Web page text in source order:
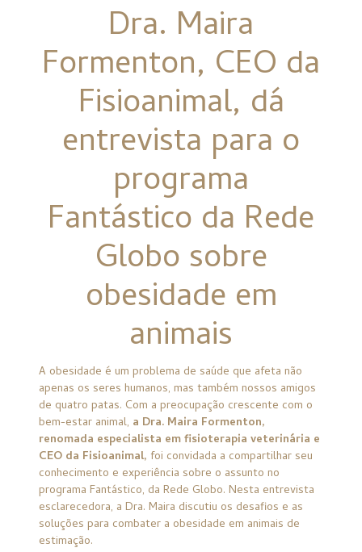
Dra. Maira
Formenton, CEO da
Fisioanimal, dá
entrevista para o
programa
Fantástico da Rede
Globo sobre
obesidade em
animais
A obesidade é um problema de saúde que afeta não
apenas os seres humanos, mas também nossos amigos
de quatro patas. Com a preocupação crescente com o
bem-estar animal, a Dra. Maira Formenton,
renomada especialista em fisioterapia veterinária e
CEO da Fisioanimal, foi convidada a compartilhar seu
conhecimento e experiência sobre o assunto no
programa Fantástico, da Rede Globo. Nesta entrevista
esclarecedora, a Dra. Maira discutiu os desafios e as
soluções para combater a obesidade em animais de
estimação.